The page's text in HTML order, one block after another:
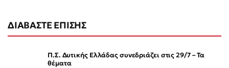
ΔΙΑΒΑΣΤΕ ΕΠΙΣΗΣ
Π.Σ. Δυτικής Ελλάδας συνεδριάζει στις 29/7 – Τα
θέματα